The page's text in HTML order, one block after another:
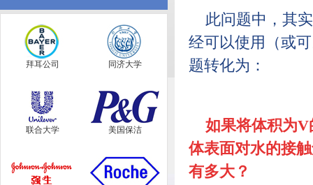
拜耳公司 同济大学
联合大学 美国保洁
此问题中，其
经可以使用（或
题转化为：
如果将体积为
体表面对水的接
有多大？